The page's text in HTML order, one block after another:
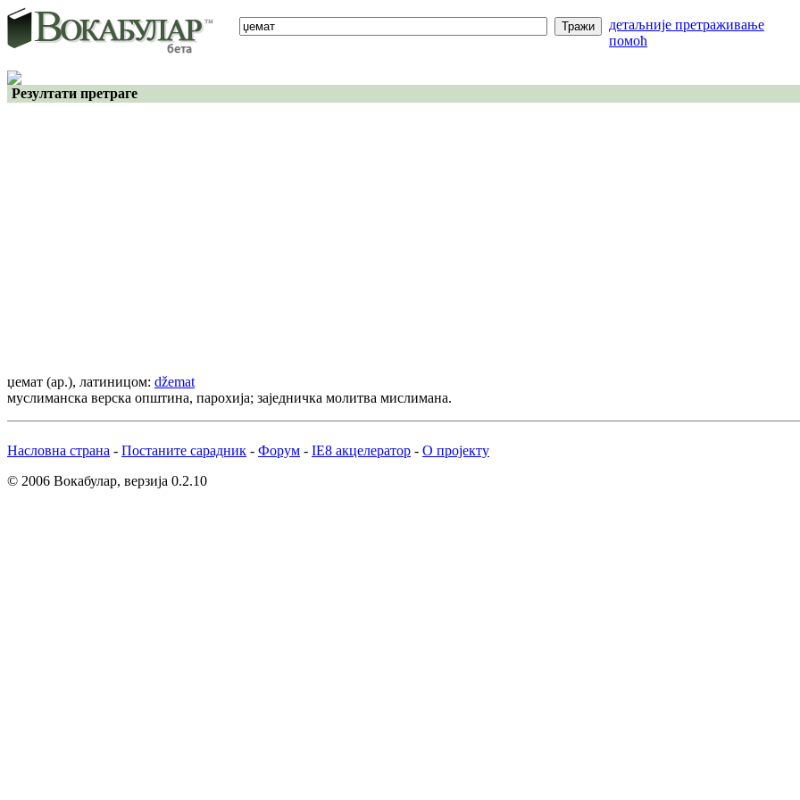
детаљније претраживање
помоћ
Резултати претраге
џемат (ар.), латиницом: džemat
муслиманска верска општина, парохија; заједничка молитва мислимана.
Насловна страна - Постаните сарадник - Форум - IE8 акцелератор - О пројекту
© 2006 Вокабулар, верзија 0.2.10